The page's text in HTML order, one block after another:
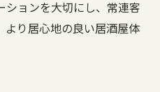
ションを大切にし、常連客
より居心地の良い居酒屋体